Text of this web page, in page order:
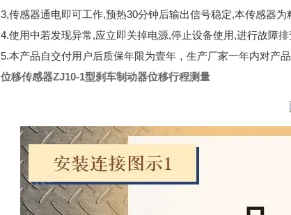
3,传感器通电即可工作,预热30分钟后输出信号稳定,本传感器为
4.使用中若发现异常,应立即关掉电源,停止设备使用,进行故障排
5.本产品自交付用户后质保年限为壹年，生产厂家一年内对产
位移传感器ZJ10-1型刹车制动器位移行程测量